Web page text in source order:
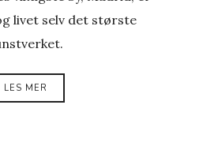
livet selv det største
LES MER